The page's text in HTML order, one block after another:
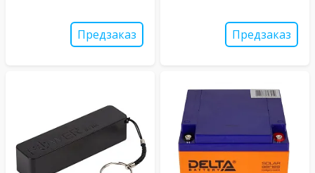
Предзаказ Предзаказ